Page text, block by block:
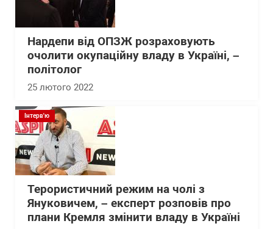
Нардепи від ОПЗЖ розраховують
очолити окупаційну владу в Україні, –
політолог
25 лютого 2022
Інтерв'ю
Терористичний режим на чолі з
Януковичем, – експерт розповів про
плани Кремля змінити владу в Україні